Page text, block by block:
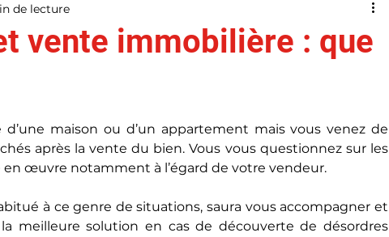
Copropriété
vente immobilière : que
de lecture
d’une maison ou d’un appartement mais vous venez de
après la vente du bien. Vous vous questionnez sur les
œuvre notamment à l’égard de votre vendeur.
à ce genre de situations, saura vous accompagner et
meilleure solution en cas de découverte de désordres